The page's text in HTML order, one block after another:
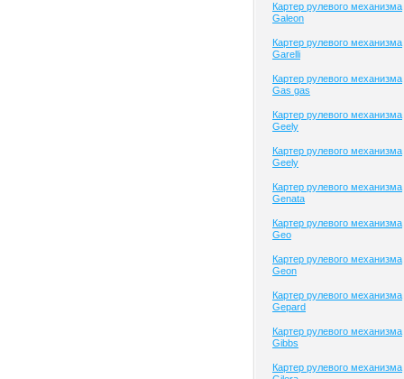
Картер рулевого механизма
Galeon
Картер рулевого механизма
Garelli
Картер рулевого механизма
Gas gas
Картер рулевого механизма
Geely
Картер рулевого механизма
Geely
Картер рулевого механизма
Genata
Картер рулевого механизма
Geo
Картер рулевого механизма
Geon
Картер рулевого механизма
Gepard
Картер рулевого механизма
Gibbs
Картер рулевого механизма